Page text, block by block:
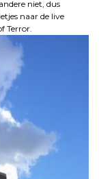
niet, dus
naar de live
Terror.